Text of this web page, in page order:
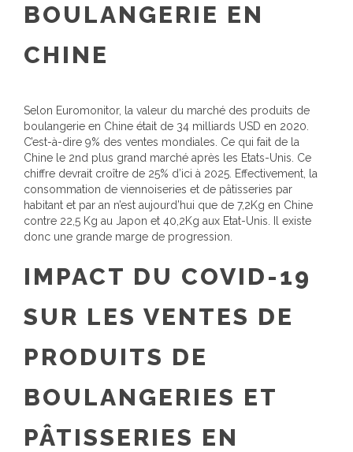
BOULANGERIE EN
CHINE
Selon Euromonitor, la valeur du marché des produits de
boulangerie en Chine était de 34 milliards USD en 2020.
C’est-à-dire 9% des ventes mondiales. Ce qui fait de la
Chine le 2nd plus grand marché après les Etats-Unis. Ce
chiffre devrait croître de 25% d’ici à 2025. Effectivement, la
consommation de viennoiseries et de pâtisseries par
habitant et par an n’est aujourd’hui que de 7,2Kg en Chine
contre 22,5 Kg au Japon et 40,2Kg aux Etat-Unis. Il existe
donc une grande marge de progression.
IMPACT DU COVID-19
SUR LES VENTES DE
PRODUITS DE
BOULANGERIES ET
PÂTISSERIES EN